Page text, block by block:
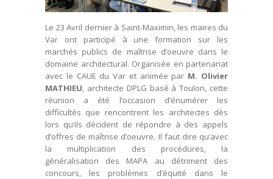
Le 23 Avril dernier à Saint-Maximin, les maires du
Var ont participé à une formation sur les
marchés publics de maîtrise d’oeuvre dans le
domaine architectural. Organisée en partenariat
avec le CAUE du Var et animée par M. Olivier
MATHIEU, architecte DPLG basé à Toulon, cette
réunion a été l’occasion d’énumérer les
difficultés que rencontrent les architectes dès
lors qu’ils décident de répondre à des appels
d’offres de maîtrise d’oeuvre. Il faut dire qu’avec
la multiplication des procédures, la
généralisation des MAPA au détriment des
concours, les problèmes d’équité dans le